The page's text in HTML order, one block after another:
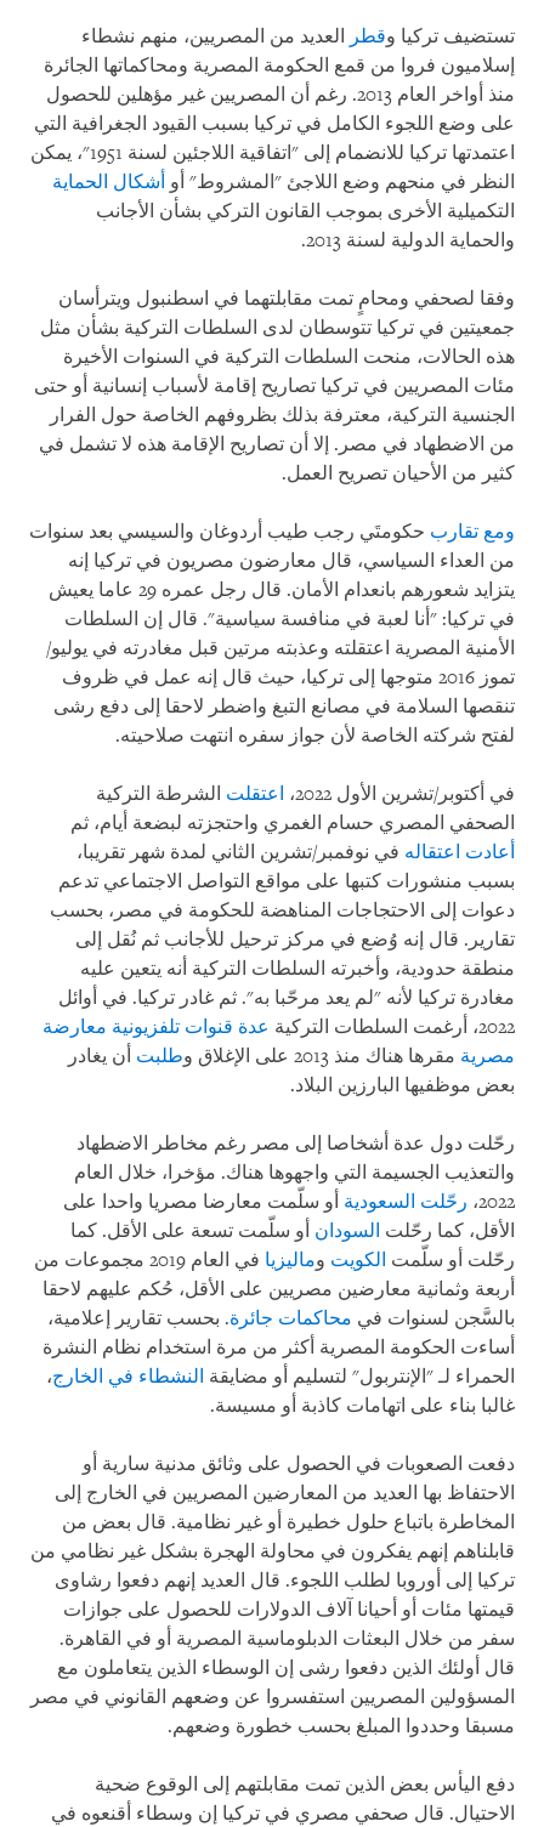
تستضيف تركيا وقطر العديد من المصريين، منهم نشطاء
إسلاميون فروا من قمع الحكومة المصرية ومحاكماتها الجائرة
منذ أواخر العام 2013. رغم أن المصريين غير مؤهلين للحصول
على وضع اللجوء الكامل في تركيا بسبب القيود الجغرافية التي
اعتمدتها تركيا للانضمام إلى "اتفاقية اللاجئين لسنة 1951"، يمكن
النظر في منحهم وضع اللاجئ "المشروط" أو أشكال الحماية
التكميلية الأخرى بموجب القانون التركي بشأن الأجانب
والحماية الدولية لسنة 2013.
وفقا لصحفي ومحامٍ تمت مقابلتهما في اسطنبول ويترأسان
جمعيتين في تركيا تتوسطان لدى السلطات التركية بشأن مثل
هذه الحالات، منحت السلطات التركية في السنوات الأخيرة
مئات المصريين في تركيا تصاريح إقامة لأسباب إنسانية أو حتى
الجنسية التركية، معترفة بذلك بظروفهم الخاصة حول الفرار
من الاضطهاد في مصر. إلا أن تصاريح الإقامة هذه لا تشمل في
كثير من الأحيان تصريح العمل.
ومع تقارب حكومتَي رجب طيب أردوغان والسيسي بعد سنوات
من العداء السياسي، قال معارضون مصريون في تركيا إنه
يتزايد شعورهم بانعدام الأمان. قال رجل عمره 29 عاما يعيش
في تركيا: "أنا لعبة في منافسة سياسية". قال إن السلطات
الأمنية المصرية اعتقلته وعذبته مرتين قبل مغادرته في يوليو/
تموز 2016 متوجها إلى تركيا، حيث قال إنه عمل في ظروف
تنقصها السلامة في مصانع التبغ واضطر لاحقا إلى دفع رشى
لفتح شركته الخاصة لأن جواز سفره انتهت صلاحيته.
في أكتوبر/تشرين الأول 2022، اعتقلت الشرطة التركية
الصحفي المصري حسام الغمري واحتجزته لبضعة أيام، ثم
أعادت اعتقاله في نوفمبر/تشرين الثاني لمدة شهر تقريبا،
بسبب منشورات كتبها على مواقع التواصل الاجتماعي تدعم
دعوات إلى الاحتجاجات المناهضة للحكومة في مصر، بحسب
تقارير. قال إنه وُضع في مركز ترحيل للأجانب ثم نُقل إلى
منطقة حدودية، وأخبرته السلطات التركية أنه يتعين عليه
مغادرة تركيا لأنه "لم يعد مرحّبا به". ثم غادر تركيا. في أوائل
2022، أرغمت السلطات التركية
عدة قنوات تلفزيونية معارضة
مصرية مقرها هناك منذ 2013 على الإغلاق و طلبت أن يغادر
بعض موظفيها البارزين البلاد.
رحّلت دول عدة أشخاصا إلى مصر رغم مخاطر الاضطهاد
والتعذيب الجسيمة التي واجهوها هناك. مؤخرا، خلال العام
2022، رحّلت السعودية أو سلّمت معارضا مصريا واحدا على
الأقل، كما رحّلت السودان أو سلّمت تسعة على الأقل. كما
رحّلت أو سلّمت الكويت وماليزيا
في العام 2019 مجموعات من
أربعة وثمانية معارضين مصريين على الأقل، حُكم عليهم لاحقا
بالسَّجن لسنوات في محاكمات جائرة. بحسب تقارير إعلامية،
أساءت الحكومة المصرية أكثر من مرة استخدام نظام النشرة
الحمراء لـ "الإنتربول" لتسليم أو مضايقة النشطاء في الخارج،
غالبا بناء على اتهامات كاذبة أو مسيسة.
دفعت الصعوبات في الحصول على وثائق مدنية سارية أو
الاحتفاظ بها العديد من المعارضين المصريين في الخارج إلى
المخاطرة باتباع حلول خطيرة أو غير نظامية. قال بعض من
قابلناهم إنهم يفكرون في محاولة الهجرة بشكل غير نظامي من
تركيا إلى أوروبا لطلب اللجوء. قال العديد إنهم دفعوا رشاوى
قيمتها مئات أو أحيانا آلاف الدولارات للحصول على جوازات
سفر من خلال البعثات الدبلوماسية المصرية أو في القاهرة.
قال أولئك الذين دفعوا رشى إن الوسطاء الذين يتعاملون مع
المسؤولين المصريين استفسروا عن وضعهم القانوني في مصر
مسبقا وحددوا المبلغ بحسب خطورة وضعهم.
دفع اليأس بعض الذين تمت مقابلتهم إلى الوقوع ضحية
الاحتيال. قال صحفي مصري في تركيا إن وسطاء أقنعوه في